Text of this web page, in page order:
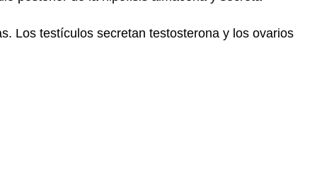
del
Los testículos secretan testosterona y los ovarios